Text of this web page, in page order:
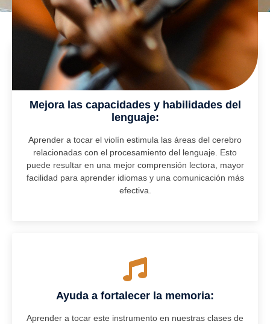
Mejora las capacidades y habilidades del
lenguaje:
Aprender a tocar el violín estimula las áreas del cerebro
relacionadas con el procesamiento del lenguaje. Esto
puede resultar en una mejor comprensión lectora, mayor
facilidad para aprender idiomas y una comunicación más
efectiva.
Ayuda a fortalecer la memoria:
Aprender a tocar este instrumento en nuestras clases de